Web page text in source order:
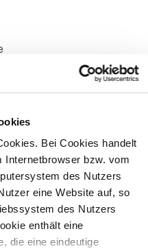
Bei Cookies handelt
Internetbrowser bzw. vom
des Nutzers
eine Website auf, so
des Nutzers
enthält eine
die eine eindeutige